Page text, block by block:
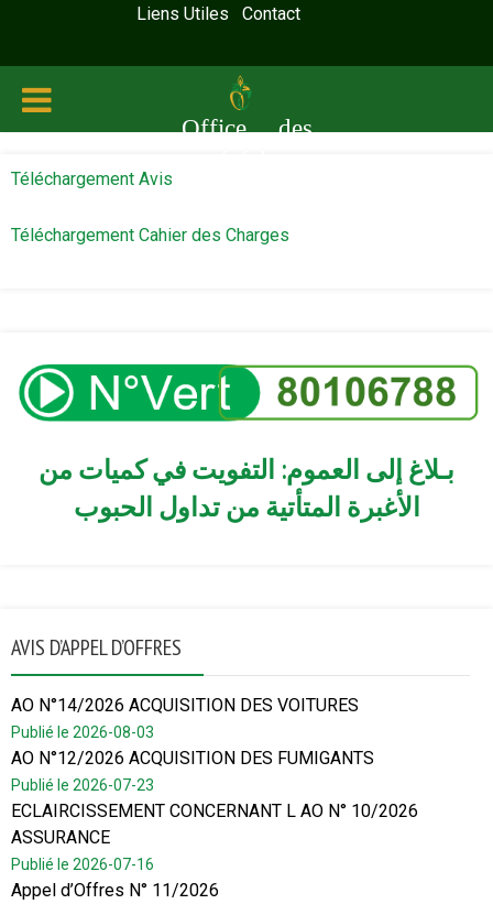
Liens Utiles Contact
Office des
Téléchargement Avis
Téléchargement Cahier des Charges
بـلاغ إلى العموم: التفويت في كميات من
الأغبرة المتأتية من تداول الحبوب
AVIS D’APPEL D’OFFRES
AO N°14/2026 ACQUISITION DES VOITURES
Publié le 2026-08-03
AO N°12/2026 ACQUISITION DES FUMIGANTS
Publié le 2026-07-23
ECLAIRCISSEMENT CONCERNANT L AO N° 10/2026
ASSURANCE
Publié le 2026-07-16
Appel d’Offres N° 11/2026